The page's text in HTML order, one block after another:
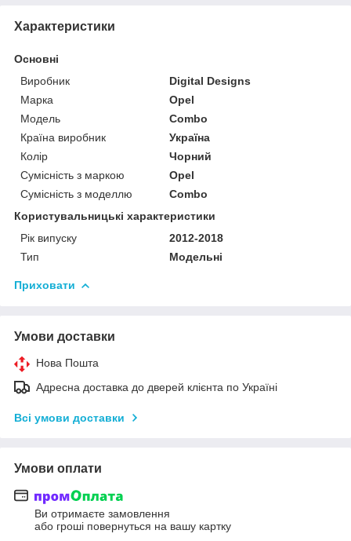
Характеристики
Основні
Виробник
Digital Designs
Марка
Opel
Модель
Combo
Країна виробник
Україна
Колір
Чорний
Сумісність з маркою
Opel
Сумісність з моделлю
Combo
Користувальницькі характеристики
Рік випуску
2012-2018
Тип
Модельні
Приховати
Умови доставки
Нова Пошта
Адресна доставка до дверей клієнта по Україні
Всі умови доставки
Умови оплати
Ви отримаєте замовлення
або гроші повернуться на вашу картку